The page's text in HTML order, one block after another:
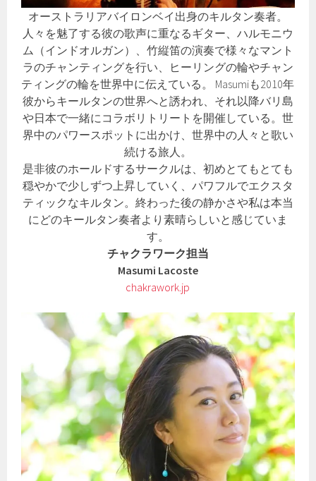
オーストラリアバイロンベイ出身のキルタン奏者。
人々を魅了する彼の歌声に重なるギター、ハルモニウ
ム（インドオルガン）、竹縦笛の演奏で様々なマント
ラのチャンティングを行い、ヒーリングの輪やチャン
ティングの輪を世界中に伝えている。 Masumiも2010年
彼からキールタンの世界へと誘われ、それ以降バリ島
や日本で一緒にコラボリトリートを開催している。世
界中のパワースポットに出かけ、世界中の人々と歌い
続ける旅人。
是非彼のホールドするサークルは、初めとてもとても
穏やかで少しずつ上昇していく、パワフルでエクスタ
ティックなキルタン。終わった後の静かさや私は本当
にどのキールタン奏者より素晴らしいと感じていま
す。
チャクラワーク担当
Masumi Lacoste
chakrawork.jp